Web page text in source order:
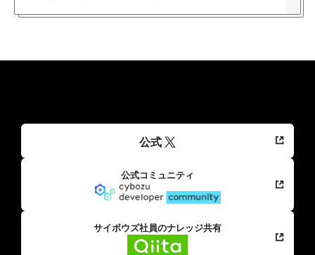
公式
公式コミュニティ
サイボウズ社員のナレッジ共有